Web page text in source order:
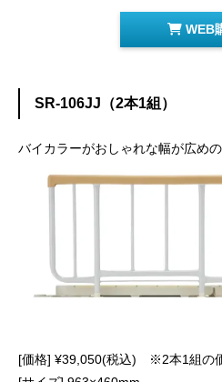
WEB
SR-106JJ（2本1組）
バイカラーがおしゃれな幅が広めの
[価格] ¥39,050(税込) ※2本1組の